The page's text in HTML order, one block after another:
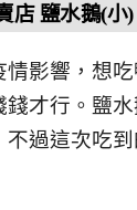
店 鹽水鵝(小)
影響，想
才行。鹽
過這次吃